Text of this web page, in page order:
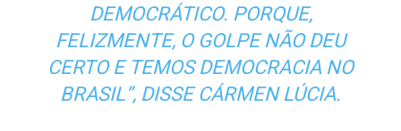
DEMOCRÁTICO. PORQUE,
FELIZMENTE, O GOLPE NÃO DEU
CERTO E TEMOS DEMOCRACIA NO
BRASIL”, DISSE CÁRMEN LÚCIA.